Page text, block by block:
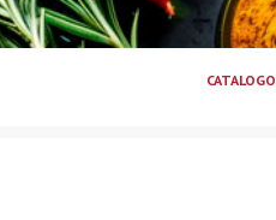
CATALOGO